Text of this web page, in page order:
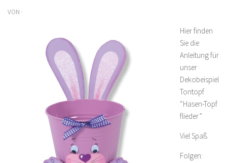
VON ·
Hier finden
Sie die
Anleitung für
unser
Dekobeispiel
Tontopf
“Hasen-Topf
flieder”
Viel Spaß
Folgen: